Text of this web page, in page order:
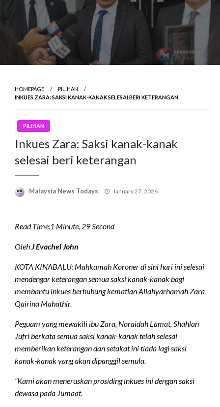
HOMEPAGE
PILIHAN
INKUES ZARA: SAKSI KANAK-KANAK SELESAI BERI KETERANGAN
PILIHAN
Inkues Zara: Saksi kanak-kanak
selesai beri keterangan
Malaysia News Todays
Posted
January 27, 2026
Read Time:1 Minute, 29 Second
OlehJ Evachel John
KOTA KINABALU: Mahkamah Koroner di sini hari ini selesai
mendengar keterangan semua saksi kanak-kanak bagi
membantu inkues berhubung kematian Allahyarhamah Zara
Qairina Mahathir.
Peguam yang mewakili ibu Zara, Noraidah Lamat, Shahlan
Jufri berkata semua saksi kanak-kanak telah selesai
memberikan keterangan dan setakat ini tiada lagi saksi
kanak-kanak yang akan dipanggil semula.
“Kami akan meneruskan prosiding inkues ini dengan saksi
dewasa pada Jumaat.